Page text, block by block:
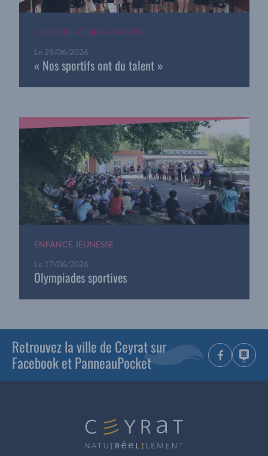
CULTURE, LOISIRS & SPORTS
Le 29/06/2026
« Nos sportifs ont du talent »
ENFANCE JEUNESSE
Le 17/06/2026
Olympiades sportives
Retrouvez la ville de Ceyrat sur
Facebook et PanneauPocket